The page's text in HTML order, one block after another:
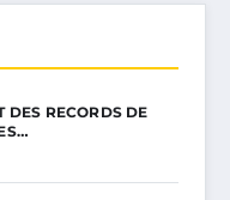
DES RECORDS DE